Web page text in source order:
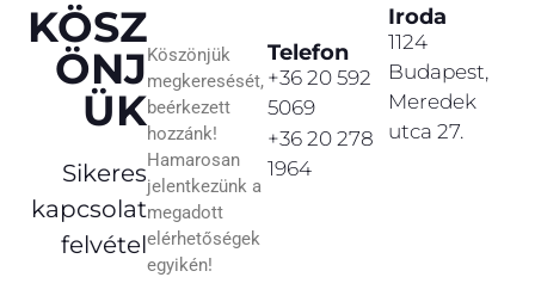
KÖSZ
ÖNJ
ÜK
Sikeres
kapcsolat
felvétel
Köszönjük
megkeresését,
beérkezett
hozzánk!
Hamarosan
jelentkezünk a
megadott
elérhetőségek
egyikén!
Telefon
+36 20 592
5069
+36 20 278
1964
Iroda
1124
Budapest,
Meredek
utca 27.